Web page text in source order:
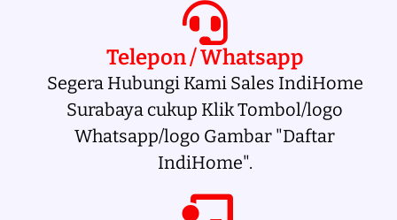
Telepon / Whatsapp
Segera Hubungi Kami Sales IndiHome
Surabaya cukup Klik Tombol/logo
Whatsapp/logo Gambar "Daftar
IndiHome".